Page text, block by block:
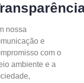
nossa
e
com o
ambiente e a